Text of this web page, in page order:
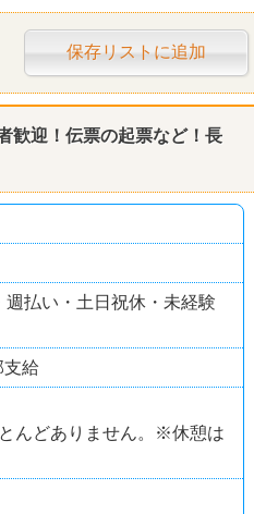
保存リストに追加
歓迎！伝票の起票など！長
払い・土日祝休・未経験
給
んどありません。※休憩は